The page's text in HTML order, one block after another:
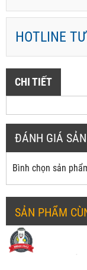
HOTLINE
CHI TIẾT
ĐÁNH GIÁ
Bình chọn sản
SẢN PHẨM